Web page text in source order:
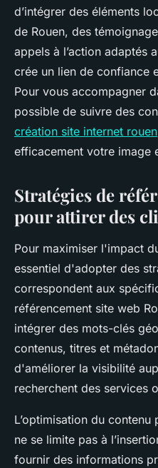
d’intégrer des éléments
de Rouen, des
appels à l’action adaptés
crée un lien de confiance
Pour vous accompagner
possible de suivre des
création site internet rouen
efficacement votre image
Stratégies de
pour attirer des
Pour maximiser l'impact
essentiel d'adopter des
correspondent aux
référencement site web
intégrer des mots-clés
contenus, titres et
d'améliorer la visibilité
recherchent des services
L’optimisation du
ne se limite pas à
fournir des informations